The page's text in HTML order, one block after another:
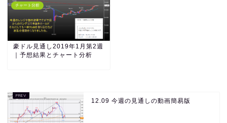
チャート分析
豪ドル見通し2019年1月第2週
｜予想結果とチャート分析
12.09 今週の見通しの動画簡易版